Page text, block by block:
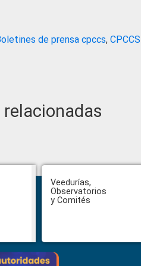
de prensa cpccs,
Veedurías,
Observatorios
y Comités